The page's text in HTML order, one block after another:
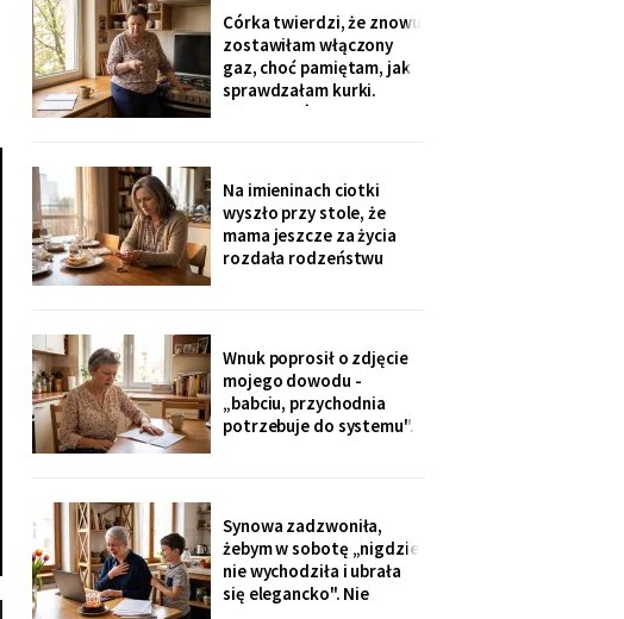
spotkałam dawną
sąsiadkę stamtąd: „Co
weekend inni ludzie z
walizkami, klucze w
skrzynce na szyfr.
Córka twierdzi, że znowu
zostawiłam włączony
gaz, choć pamiętam, jak
sprawdzałam kurki.
Klucze, które „zgubiłam",
sąsiadka wspomniała, że
córka była u mnie we
wtorek - kiedy ja
siedziałam w przychodni.
Nigdy nie dawałam
Na imieninach ciotki
wyszło przy stole, że
mama jeszcze za życia
rozdała rodzeństwu
dostałam jej różaniec, po
pogrzebie, z szuflady.
Siostra wyjaśniła: „Ty i
tak zawsze byłaś
ustawiona."
Wnuk poprosił o zdjęcie
mojego dowodu -
„babciu, przychodnia
potrzebuje do systemu".
tysiące, na moje dane.
Wnuk płakał, że odda.
Córka na to: „tylko
nigdzie nie zgłaszaj,
chcesz mu zniszczyć
Synowa zadzwoniła,
żebym w sobotę „nigdzie
nie wychodziła i ubrała
się elegancko". Nie